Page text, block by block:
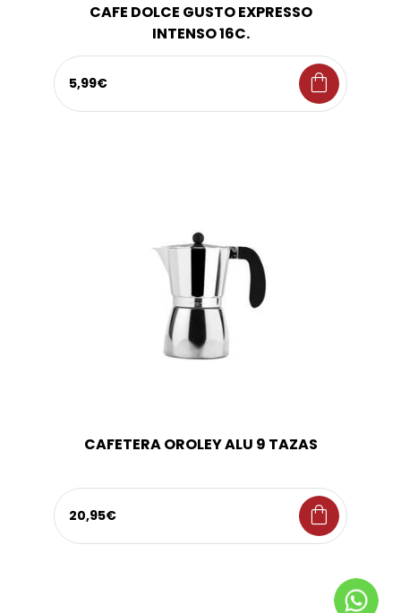
CAFE DOLCE GUSTO EXPRESSO
INTENSO 16C.
5,99€ shopping_bag
CAFETERA OROLEY ALU 9 TAZAS
20,95€ shopping_bag